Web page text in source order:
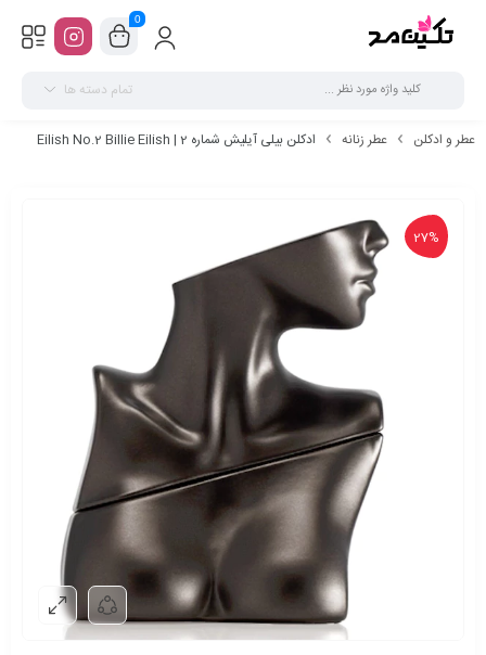
0
تمام دسته ها
عطر و ادکلن عطر زنانه ادکلن بیلی آیلیش شماره 2 | Eilish No.2 Billie Eilish
27%